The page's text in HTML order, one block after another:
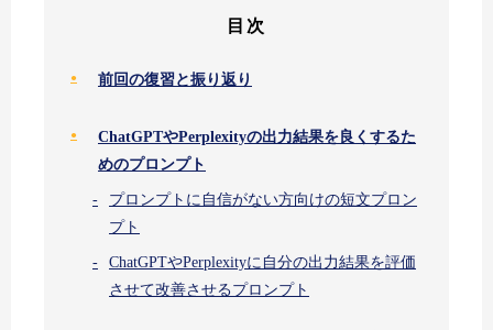
目次
前回の復習と振り返り
ChatGPTやPerplexityの出力結果を良くするた
めのプロンプト
プロンプトに自信がない方向けの短文プロン
プト
ChatGPTやPerplexityに自分の出力結果を評価
させて改善させるプロンプト